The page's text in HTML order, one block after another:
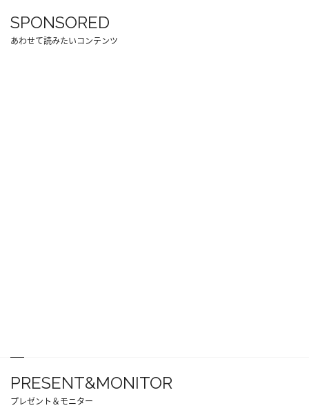
SPONSORED
あわせて読みたいコンテンツ
PRESENT&MONITOR
プレゼント＆モニター